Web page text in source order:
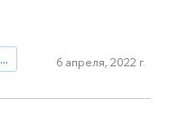
XXIII Ясинская (Апрельская) международная научная конференция по проблемам развития экономики и общества
6 апреля, 2022 г.